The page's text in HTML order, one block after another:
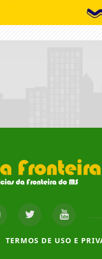
TERMOS DE USO E